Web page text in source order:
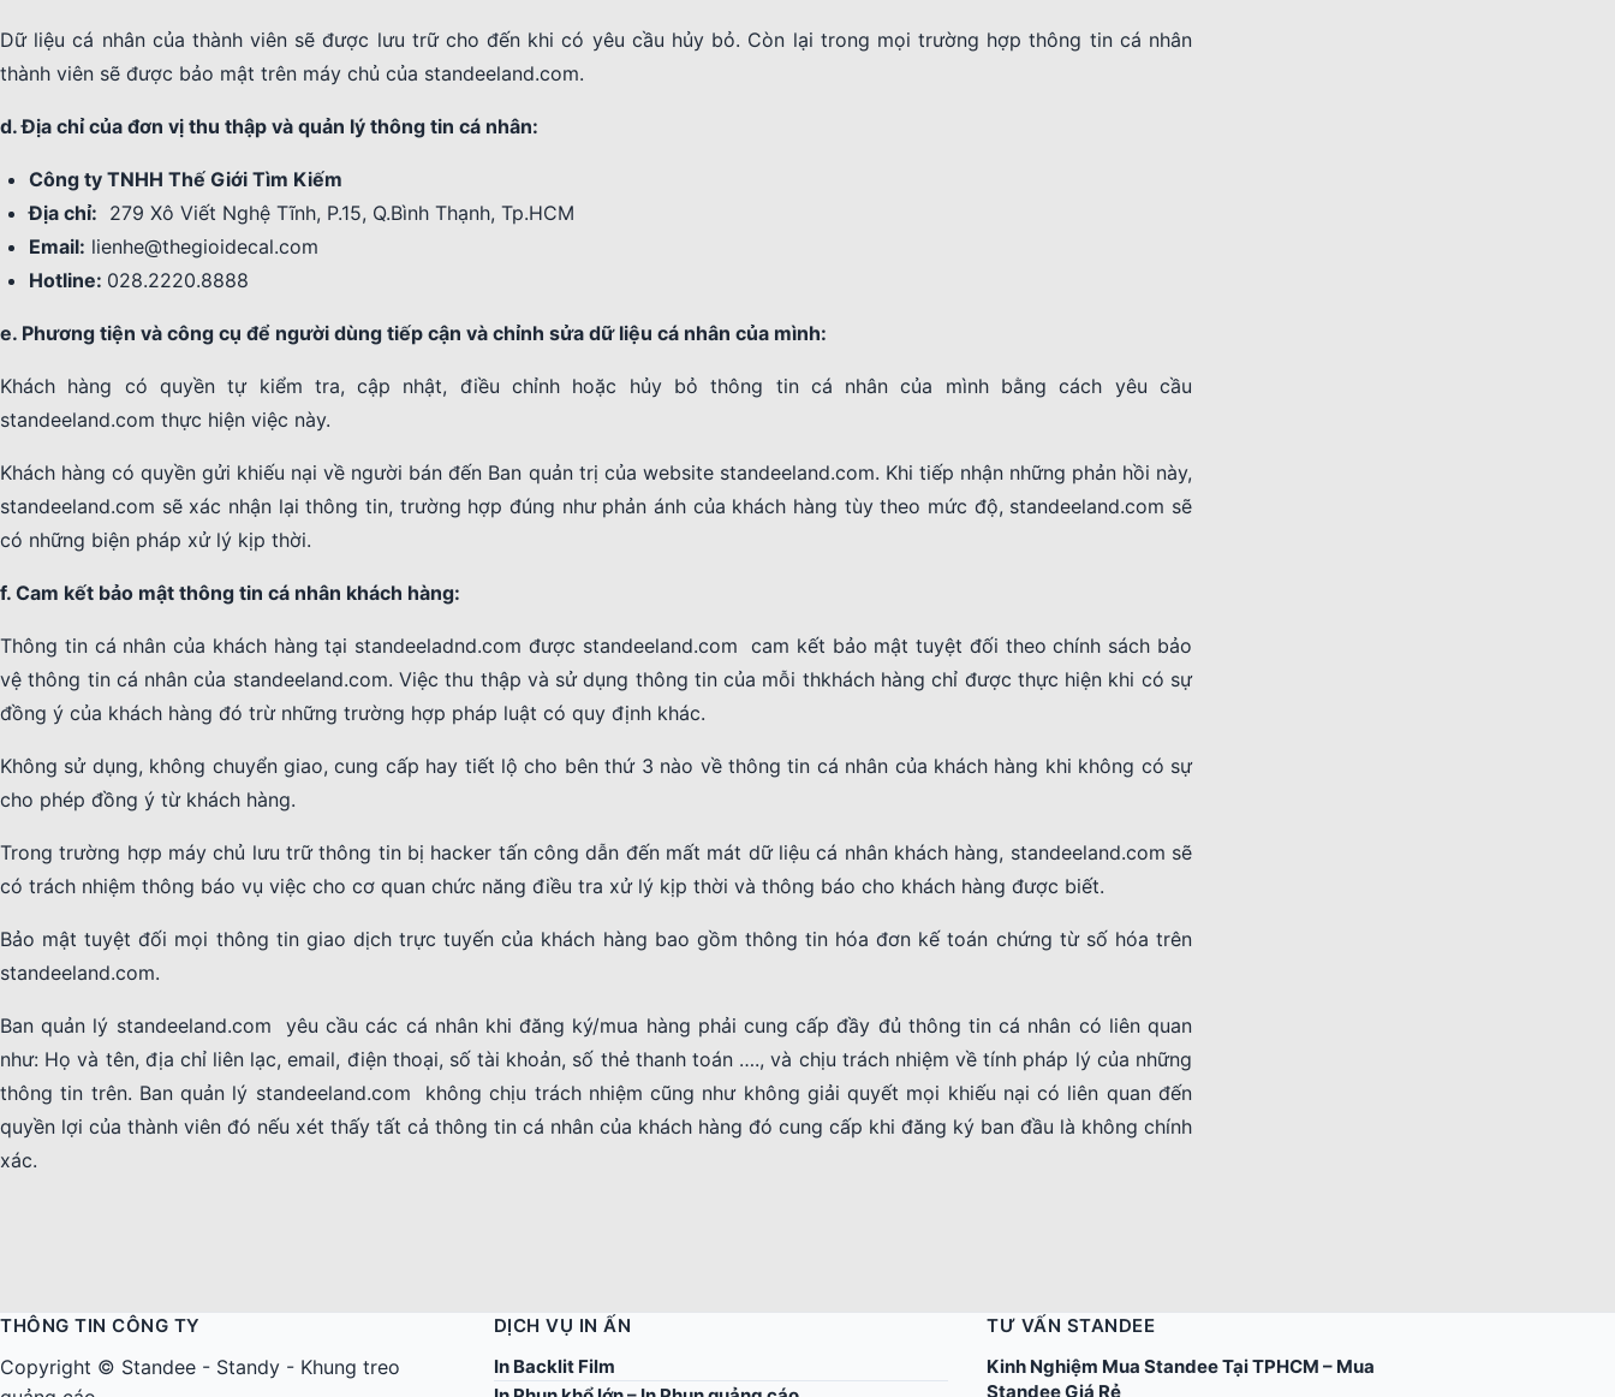
Dữ liệu cá nhân của thành viên sẽ được lưu trữ cho đến khi có yêu cầu hủy bỏ. Còn lại trong mọi trường hợp thông tin cá nhân
thành viên sẽ được bảo mật trên máy chủ của standeeland.com.
d. Địa chỉ của đơn vị thu thập và quản lý thông tin cá nhân:
Công ty TNHH Thế Giới Tìm Kiếm
Địa chỉ: 279 Xô Viết Nghệ Tĩnh, P.15, Q.Bình Thạnh, Tp.HCM
Email: lienhe@thegioidecal.com
Hotline: 028.2220.8888
e. Phương tiện và công cụ để người dùng tiếp cận và chỉnh sửa dữ liệu cá nhân của mình:
Khách hàng có quyền tự kiểm tra, cập nhật, điều chỉnh hoặc hủy bỏ thông tin cá nhân của mình bằng cách yêu cầu
standeeland.com thực hiện việc này.
Khách hàng có quyền gửi khiếu nại về người bán đến Ban quản trị của website standeeland.com. Khi tiếp nhận những phản hồi này,
standeeland.com sẽ xác nhận lại thông tin, trường hợp đúng như phản ánh của khách hàng tùy theo mức độ, standeeland.com sẽ
có những biện pháp xử lý kịp thời.
f. Cam kết bảo mật thông tin cá nhân khách hàng:
Thông tin cá nhân của khách hàng tại standeeladnd.com được standeeland.com cam kết bảo mật tuyệt đối theo chính sách bảo
vệ thông tin cá nhân của standeeland.com. Việc thu thập và sử dụng thông tin của mỗi thkhách hàng chỉ được thực hiện khi có sự
đồng ý của khách hàng đó trừ những trường hợp pháp luật có quy định khác.
Không sử dụng, không chuyển giao, cung cấp hay tiết lộ cho bên thứ 3 nào về thông tin cá nhân của khách hàng khi không có sự
cho phép đồng ý từ khách hàng.
Trong trường hợp máy chủ lưu trữ thông tin bị hacker tấn công dẫn đến mất mát dữ liệu cá nhân khách hàng, standeeland.com sẽ
có trách nhiệm thông báo vụ việc cho cơ quan chức năng điều tra xử lý kịp thời và thông báo cho khách hàng được biết.
Bảo mật tuyệt đối mọi thông tin giao dịch trực tuyến của khách hàng bao gồm thông tin hóa đơn kế toán chứng từ số hóa trên
standeeland.com.
Ban quản lý standeeland.com yêu cầu các cá nhân khi đăng ký/mua hàng phải cung cấp đầy đủ thông tin cá nhân có liên quan
như: Họ và tên, địa chỉ liên lạc, email, điện thoại, số tài khoản, số thẻ thanh toán …., và chịu trách nhiệm về tính pháp lý của những
thông tin trên. Ban quản lý standeeland.com không chịu trách nhiệm cũng như không giải quyết mọi khiếu nại có liên quan đến
quyền lợi của thành viên đó nếu xét thấy tất cả thông tin cá nhân của khách hàng đó cung cấp khi đăng ký ban đầu là không chính
xác.
THÔNG TIN CÔNG TY
Copyright © Standee - Standy - Khung treo
DỊCH VỤ IN ẤN
In Backlit Film
TƯ VẤN STANDEE
Kinh Nghiệm Mua Standee Tại TPHCM – Mua
Standee Giá Rẻ